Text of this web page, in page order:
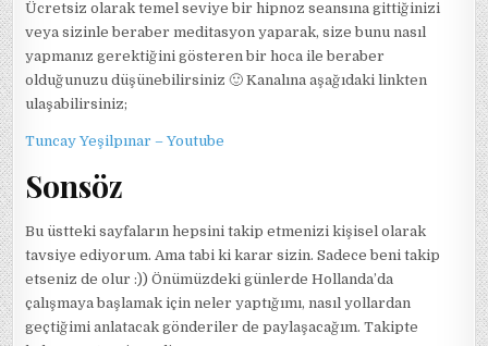
Ücretsiz olarak temel seviye bir hipnoz seansına gittiğinizi
veya sizinle beraber meditasyon yaparak, size bunu nasıl
yapmanız gerektiğini gösteren bir hoca ile beraber
olduğunuzu düşünebilirsiniz 🙂 Kanalına aşağıdaki linkten
ulaşabilirsiniz;
Tuncay Yeşilpınar – Youtube
Sonsöz
Bu üstteki sayfaların hepsini takip etmenizi kişisel olarak
tavsiye ediyorum. Ama tabi ki karar sizin. Sadece beni takip
etseniz de olur :)) Önümüzdeki günlerde Hollanda’da
çalışmaya başlamak için neler yaptığımı, nasıl yollardan
geçtiğimi anlatacak gönderiler de paylaşacağım. Takipte